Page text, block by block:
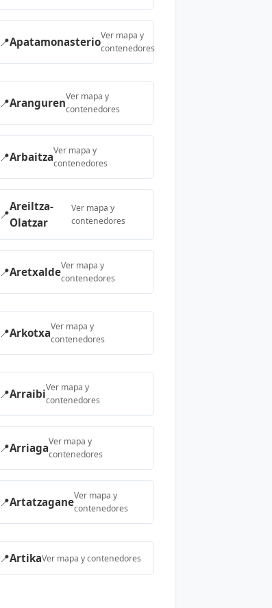
📍ApatamonasterioVer mapa y
contenedores
📍ArangurenVer mapa y
contenedores
📍ArbaitzaVer mapa y
contenedores
📍
Areiltza-
Olatzar
Ver mapa y
contenedores
📍AretxaldeVer mapa y
contenedores
📍ArkotxaVer mapa y
contenedores
📍ArraibiVer mapa y
contenedores
📍ArriagaVer mapa y
contenedores
📍ArtatzaganeVer mapa y
contenedores
📍ArtikaVer mapa y contenedores